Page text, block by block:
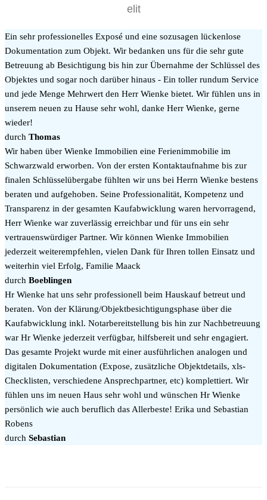
elit
Ein sehr professionelles Exposé und eine sozusagen lückenlose
Dokumentation zum Objekt. Wir bedanken uns für die sehr gute
Betreuung ab Besichtigung bis hin zur Übernahme der Schlüssel des
Objektes und sogar noch darüber hinaus - Ein toller rundum Service
und jede Menge Mehrwert den Herr Wienke bietet. Wir fühlen uns in
unserem neuen zu Hause sehr wohl, danke Herr Wienke, gerne
wieder!
durch Thomas
Wir haben über Wienke Immobilien eine Ferienimmobilie im
Schwarzwald erworben. Von der ersten Kontaktaufnahme bis zur
finalen Schlüsselübergabe fühlten wir uns bei Herrn Wienke bestens
beraten und aufgehoben. Seine Professionalität, Kompetenz und
Transparenz in der gesamten Kaufabwicklung waren hervorragend,
Herr Wienke war zuverlässig erreichbar und für uns ein sehr
vertrauenswürdiger Partner. Wir können Wienke Immobilien
jederzeit weiterempfehlen, vielen Dank für Ihren tollen Einsatz und
weiterhin viel Erfolg, Familie Maack
durch Boeblingen
Hr Wienke hat uns sehr professionell beim Hauskauf betreut und
beraten. Von der Klärung/Objektbesichtigungsphase über die
Kaufabwicklung inkl. Notarbereitstellung bis hin zur Nachbetreuung
war Hr Wienke jederzeit verfügbar, hilfsbereit und sehr engagiert.
Das gesamte Projekt wurde mit einer ausführlichen analogen und
digitalen Dokumentation (Expose, zusätzliche Objektdetails, xls-
Checklisten, verschiedene Ansprechpartner, etc) komplettiert. Wir
fühlen uns im neuen Haus sehr wohl und wünschen Hr Wienke
persönlich wie auch beruflich das Allerbeste! Erika und Sebastian
Robens
durch Sebastian